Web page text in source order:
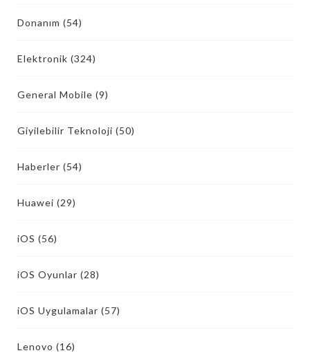
Donanım (54)
Elektronik (324)
General Mobile (9)
Giyilebilir Teknoloji (50)
Haberler (54)
Huawei (29)
iOS (56)
iOS Oyunlar (28)
iOS Uygulamalar (57)
Lenovo (16)